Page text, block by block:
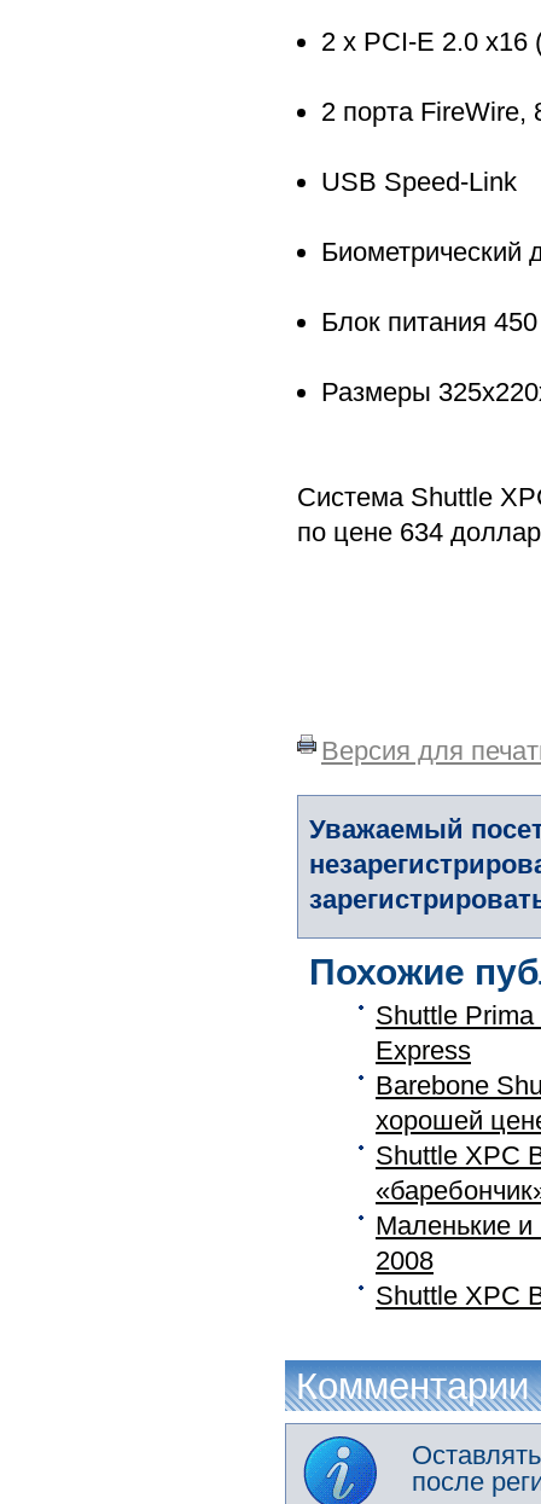
2 x PCI-E 2.0 x16
2 порта FireWire,
USB Speed-Link
Биометрический
Блок питания
Размеры
Система Shuttle
по цене 634
Версия для
Уважаемый
Похожие
Shuttle
Express
Barebone
хорошей
Shuttle XPC
Маленькие и
2008
Shuttle XPC
Комментарии
после